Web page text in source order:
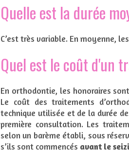
Quelle est la durée
C’est très variable. En moyenne,
Quel est le coût d'un
En orthodontie, les honoraires
Le coût des traitements
technique utilisée et de la durée
première consultation. Les
selon un barème établi, sous
s’ils sont commencés avant le